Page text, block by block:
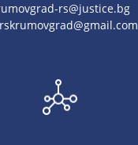
rs@justice.bg